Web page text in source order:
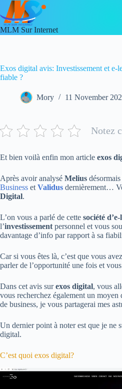
Skip
to
content
MLM Sur Internet
Exos digital avis: Investissement et e-
fiable ?
Mory 11 November
Notez
Et bien voilà enfin mon article exos
Après avoir analysé Melius désormais
Business et Validus dernièrement…
Digital.
L’on vous a parlé de cette société
l’investissement personnel et vous
davantage d’info par rapport à sa
Car si vous êtes là, c’est que vous
parler de l’opportunité une fois et
Dans cet avis surexos digital, vous
vous recherchez également un moyen
de business, je vous partagerai mes
Un dernier point à noter est que je ne
digital.
C’est quoi exos digital?